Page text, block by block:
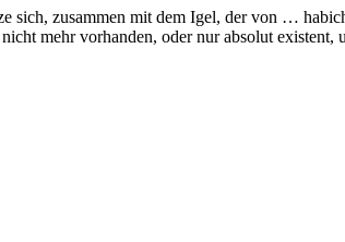
sich, zusammen mit dem Igel, der von …
mehr vorhanden, oder nur absolut